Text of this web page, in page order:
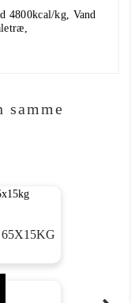
4800kcal/kg, Vand
samme